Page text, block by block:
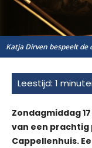
Katja Dirven bespeelt de
Zondagmiddag
van een prachtig
Cappellenhuis.